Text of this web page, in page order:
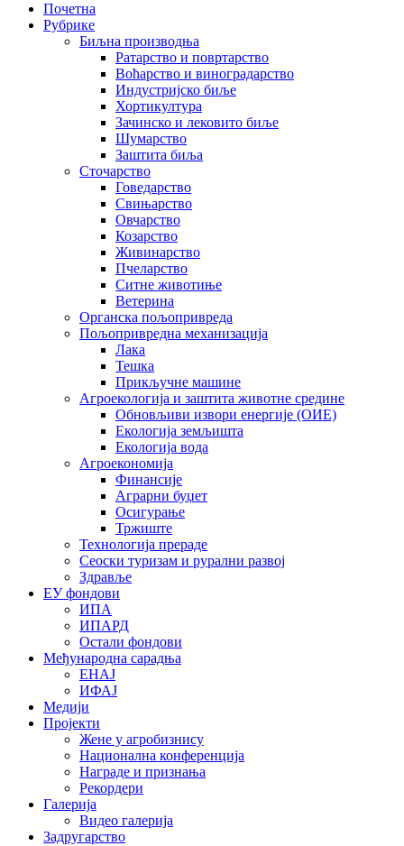
Почетна
Рубрике
Биљна производња
Ратарство и повртарство
Воћарство и виноградарство
Индустријско биље
Хортикултура
Зачинско и лековито биље
Шумарство
Заштита биља
Сточарство
Говедарство
Свињарство
Овчарство
Козарство
Живинарство
Пчеларство
Ситне животиње
Ветерина
Органска пољопривреда
Пољопривредна механизација
Лака
Тешка
Прикључне машине
Агроекологија и заштита животне средине
Обновљиви извори енергије (ОИЕ)
Екологија земљишта
Екологија вода
Агроекономија
Финансије
Аграрни буџет
Осигурање
Тржиште
Технологија прераде
Сеоски туризам и рурални развој
Здравље
ЕУ фондови
ИПА
ИПАРД
Остали фондови
Међународна сарадња
ЕНАЈ
ИФАЈ
Медији
Пројекти
Жене у агробизнису
Национална конференција
Награде и признања
Рекордери
Галерија
Видео галерија
Задругарство